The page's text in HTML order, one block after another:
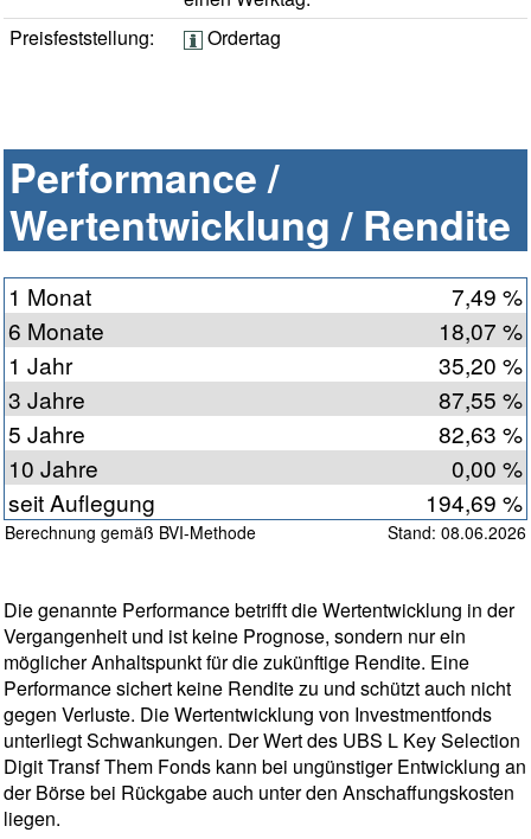
Preisfeststellung:
Ordertag
Performance /
Wertentwicklung / Rendite
1 Monat
7,49 %
6 Monate
18,07 %
1 Jahr
35,20 %
3 Jahre
87,55 %
5 Jahre
82,63 %
10 Jahre
0,00 %
seit Auflegung
194,69 %
Berechnung gemäß BVI-Methode Stand: 08.06.2026
Die genannte Performance betrifft die Wertentwicklung in der
Vergangenheit und ist keine Prognose, sondern nur ein
möglicher Anhaltspunkt für die zukünftige Rendite. Eine
Performance sichert keine Rendite zu und schützt auch nicht
gegen Verluste. Die Wertentwicklung von Investmentfonds
unterliegt Schwankungen. Der Wert des UBS L Key Selection
Digit Transf Them Fonds kann bei ungünstiger Entwicklung an
der Börse bei Rückgabe auch unter den Anschaffungskosten
liegen.